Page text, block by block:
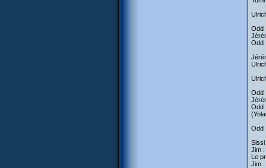
Odd
Odd
Odd
Odd
Odd
Sissi
Jim :
Le
Jim :